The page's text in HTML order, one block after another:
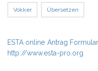
Vokker Übersetzen
ESTA online Antrag
http://www.esta-pro.org